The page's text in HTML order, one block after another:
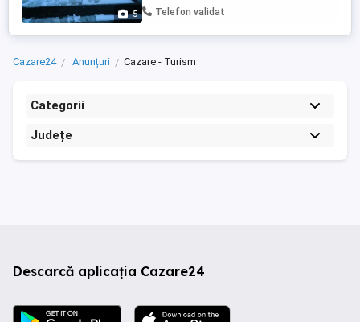
5
situata la 5 km de Aiud, pe drumul spre
Apuseni. Cabana dispune de 2 dormitoare
Telefon validat
Cazare24 Anunțuri Cazare - Turism
Categorii
Județe
Descarcă aplicația Cazare24